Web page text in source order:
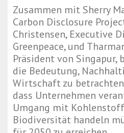
Zusammen mit Sherry
Carbon Disclosure
Christensen, Executive
Greenpeace, und
Präsident von Singapur,
die Bedeutung,
Wirtschaft zu
dass Unternehmen
Umgang mit
Biodiversität handeln